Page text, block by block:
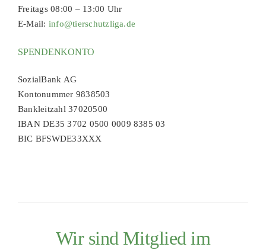
Freitags 08:00 – 13:00 Uhr
E-Mail: info@tierschutzliga.de
SPENDENKONTO
SozialBank AG
Kontonummer 9838503
Bankleitzahl 37020500
IBAN DE35 3702 0500 0009 8385 03
BIC BFSWDE33XXX
Wir sind Mitglied im